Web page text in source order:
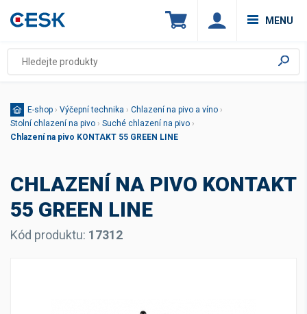
MENU
E-shop › Výčepní technika › Chlazení na pivo a víno ›
Stolní chlazení na pivo › Suché chlazení na pivo ›
Chlazení na pivo KONTAKT 55 GREEN LINE
CHLAZENÍ NA PIVO KONTAKT
55 GREEN LINE
Kód produktu: 17312